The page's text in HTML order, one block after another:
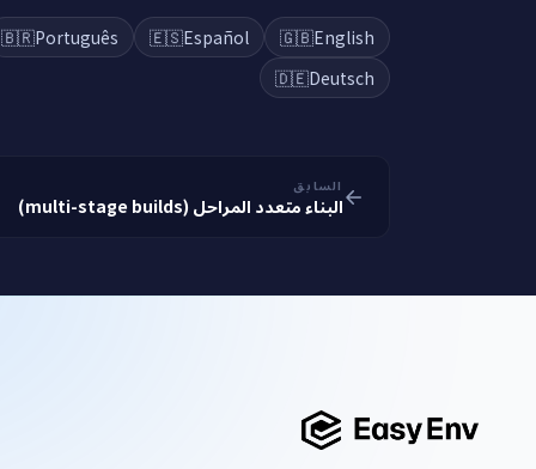
🇬🇧English
🇪🇸Español
🇧🇷Português
🇩🇪Deutsch
السابق
البناء متعدد المراحل (multi-stage builds)